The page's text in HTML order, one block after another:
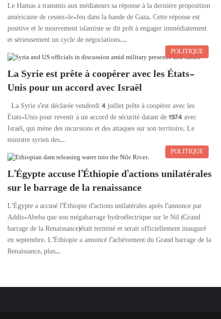
Le Hamas a transmis aux médiateurs sa réponse à la dernière proposition
américaine de cessez-le-feu dans la bande de Gaza. Cette réponse est
positive et le mouvement islamiste se dit prêt à engager immédiatement
et sérieusement un cycle de négociations.…
POLITIQUE
La Syrie est prête à coopérer avec les États-
Unis pour un accord avec Israël
La Syrie s’est déclarée vendredi 4 juillet prête à coopérer avec les
États-Unis pour revenir à un accord de sécurité datant de 1974 avec
Israël, qui mène des incursions et des attaques sur son territoire. Le
ministre syrien des…
POLITIQUE
L’Égypte accuse l’Éthiopie d’actions unilatérales
sur le barrage de la renaissance
L’Égypte a accusé l’Éthiopie d’actions unilatérales après l’annonce par
Addis-Abeba que son mégabarrage hydroélectrique sur le Nil (Grand
barrage de la Renaissance)était terminé et serait officiellement inauguré
en septembre. L’Éthiopie a annoncé l’achèvement du Grand barrage de la
Renaissance, plus…